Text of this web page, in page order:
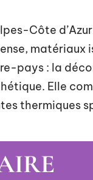
Côte
pays : la
Elle
thermiques